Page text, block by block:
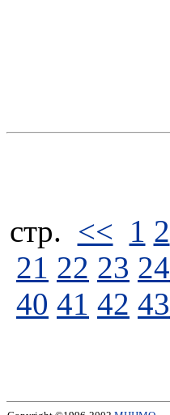
стp. << 1 2
21 22 23 24
40 41 42 43